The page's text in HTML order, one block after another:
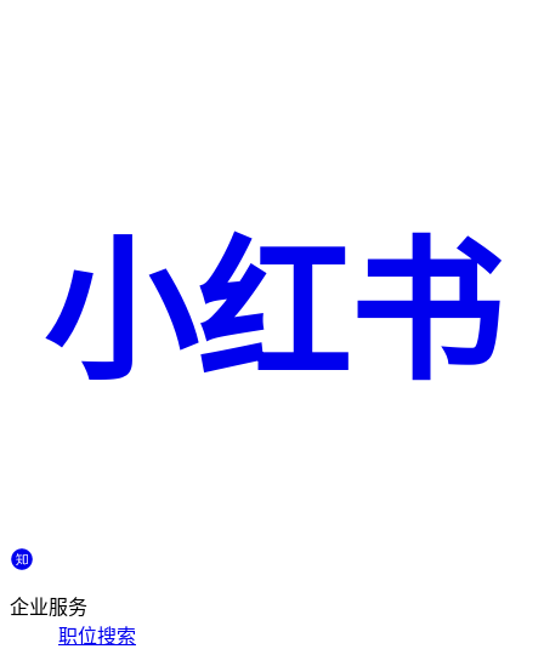
小红书
企业服务
职位搜索